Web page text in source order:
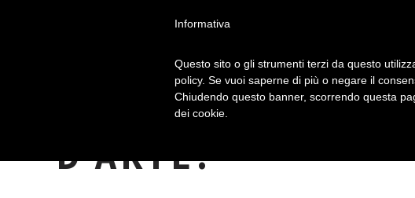
IL CAFFÈ: UNA
D’ARTE?
Informativa
Questo sito o gli strumenti terzi da questo
policy. Se vuoi saperne di più o negare il
Chiudendo questo banner, scorrendo questa
dei cookie.